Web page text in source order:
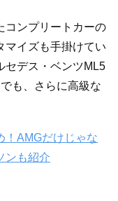
コンプリートカーの
マイズも手掛けてい
セデス・ベンツML5
も、さらに高級な
！AMGだけじゃな
ンも紹介